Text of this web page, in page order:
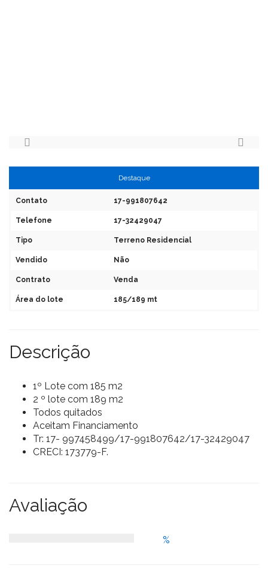
Destaque
Contato 17-991807642
Telefone 17-32429047
Tipo Terreno Residencial
Vendido Não
Contrato Venda
Área do lote 185/189 mt
Descrição
1º Lote com 185 m2
2 º lote com 189 m2
Todos quitados
Aceitam Financiamento
Tr: 17- 997458499/17-991807642/17-32429047
CRECI: 173779-F.
Avaliação
%